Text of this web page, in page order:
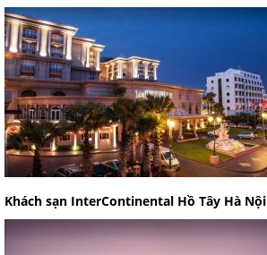
Khách sạn InterContinental Hồ Tây Hà Nội